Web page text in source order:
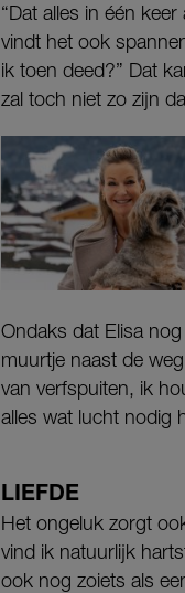
“Dat alles in één
vindt het ook
ik toen deed?” Dat
zal toch niet zo zijn
Ondaks dat Elisa
muurtje naast de
van verfspuiten, ik
alles wat lucht nodig
LIEFDE
Het ongeluk zorgt
vind ik natuurlijk
ook nog zoiets als